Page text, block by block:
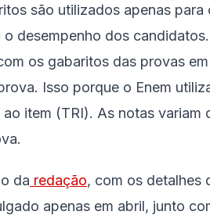
são utilizados apenas
desempenho dos
os gabaritos das provas
Isso porque o Enem
ao item (TRI). As notas
da redação, com os detalhes
apenas em abril, junto